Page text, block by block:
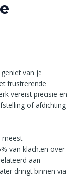
van je
frustrerende
vereist precisie en
of afdichting
meest
van klachten over
aan
dringt binnen via